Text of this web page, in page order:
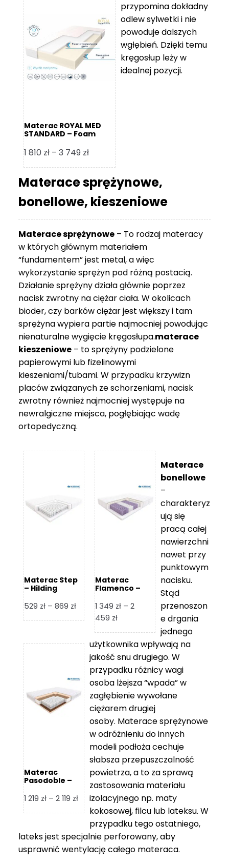
119 zł
do
11
670 zł
Materac ROYAL MED
STANDARD – Foam
1 810 zł – 3 749 złZakres
cen:
od
1
810 zł
749 zł
przypomina dokładny
odlew sylwetki i nie
powoduje dalszych
wgłębień. Dzięki temu
kręgosłup leży w
idealnej pozycji.
Materace sprężynowe,
bonellowe, kieszeniowe
Materace sprężynowe – To rodzaj materacy
w których głównym materiałem
“fundamentem” jest metal, a więc
wykorzystanie sprężyn pod różną postacią.
Działanie sprężyny działa głównie poprzez
nacisk zwrotny na ciężar ciała. W okolicach
bioder, czy barków ciężar jest większy i tam
sprężyna wypiera partie najmocniej powodując
nienaturalne wygięcie kręgosłupa.materace
kieszeniowe – to sprężyny podzielone
papierowymi lub fizelinowymi
kieszeniami/tubami. W przypadku krzywizn
placów związanych ze schorzeniami, nacisk
zwrotny również najmocniej występuje na
newralgiczne miejsca, pogłębiając wadę
ortopedyczną.
Materac Step
– Hilding
529 zł – 869 złZakres
cen:
529 zł
do
869 zł
Materac
Flamenco –
1 349 zł – 2
459 złZakres
od
1
349 zł
2
459 zł
Materac
Pasodoble –
1 219 zł – 2 119 złZakres
cen:
1
219 zł
do
Materace
bonellowe
–
charakteryz
ują się
pracą całej
nawierzchni
nawet przy
punktowym
nacisku.
Stąd
przenoszon
e drgania
jednego
użytkownika wpływają na
jakość snu drugiego. W
przypadku różnicy wagi
osoba lżejsza “wpada” w
zagłębienie wywołane
ciężarem drugiej
osoby. Materace sprężynowe
w odróżnieniu do innych
modeli podłoża cechuje
słabsza przepuszczalność
powietrza, a to za sprawą
zastosowania materiału
izolacyjnego np. maty
kokosowej, filcu lub lateksu. W
przypadku tego ostatniego,
lateks jest specjalnie perforowany, aby
usprawnić wentylację całego materaca.